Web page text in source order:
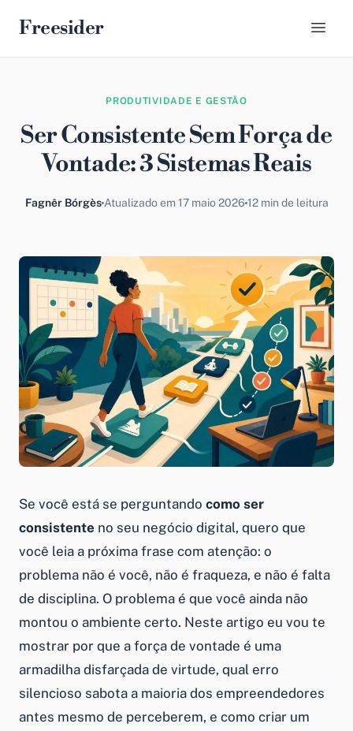
Freesider
PRODUTIVIDADE E GESTÃO
Ser Consistente Sem Força de
Vontade: 3 Sistemas Reais
Fagnêr BórgèsAtualizado em 17 maio 2026 12 min de leitura
Se você está se perguntando como ser
consistente no seu negócio digital, quero que
você leia a próxima frase com atenção: o
problema não é você, não é fraqueza, e não é falta
de disciplina. O problema é que você ainda não
montou o ambiente certo. Neste artigo eu vou te
mostrar por que a força de vontade é uma
armadilha disfarçada de virtude, qual erro
silencioso sabota a maioria dos empreendedores
antes mesmo de perceberem, e como criar um